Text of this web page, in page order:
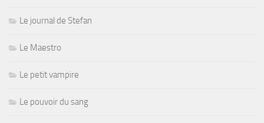
Le journal de Stefan
Le Maestro
Le petit vampire
Le pouvoir du sang